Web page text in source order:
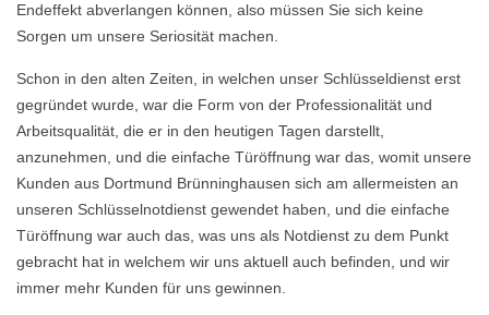
Endeffekt abverlangen können, also müssen Sie sich keine
Sorgen um unsere Seriosität machen.
Schon in den alten Zeiten, in welchen unser Schlüsseldienst erst
gegründet wurde, war die Form von der Professionalität und
Arbeitsqualität, die er in den heutigen Tagen darstellt,
anzunehmen, und die einfache Türöffnung war das, womit unsere
Kunden aus Dortmund Brünninghausen sich am allermeisten an
unseren Schlüsselnotdienst gewendet haben, und die einfache
Türöffnung war auch das, was uns als Notdienst zu dem Punkt
gebracht hat in welchem wir uns aktuell auch befinden, und wir
immer mehr Kunden für uns gewinnen.